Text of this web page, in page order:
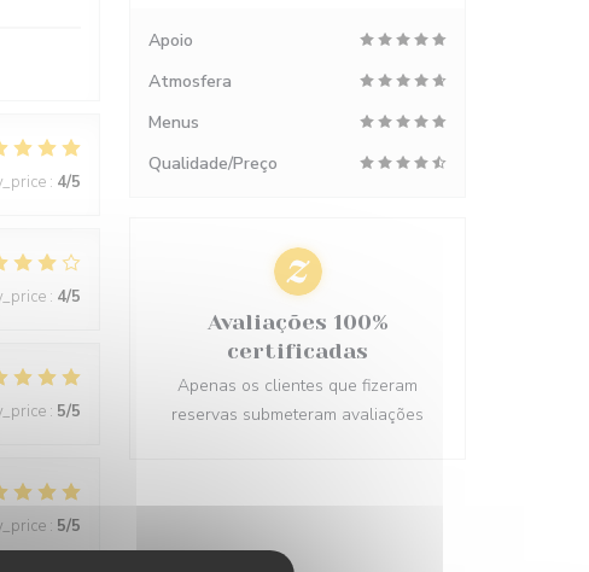
: 4/5
: 4/5
: 5/5
: 5/5
Apoio
Atmosfera
Menus
Qualidade/Preço
Avaliações 100%
certificadas
Apenas os clientes que fizeram
reservas submeteram avaliações